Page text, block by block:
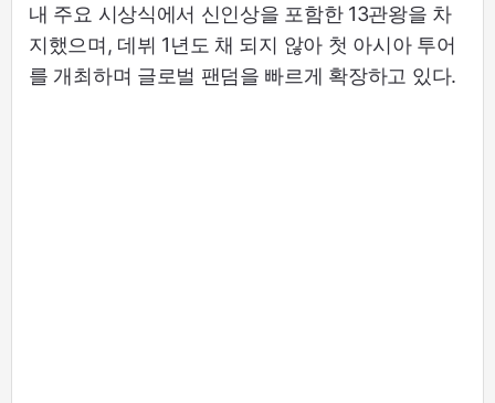
내 주요 시상식에서 신인상을 포함한 13관왕을 차
지했으며, 데뷔 1년도 채 되지 않아 첫 아시아 투어
를 개최하며 글로벌 팬덤을 빠르게 확장하고 있다.